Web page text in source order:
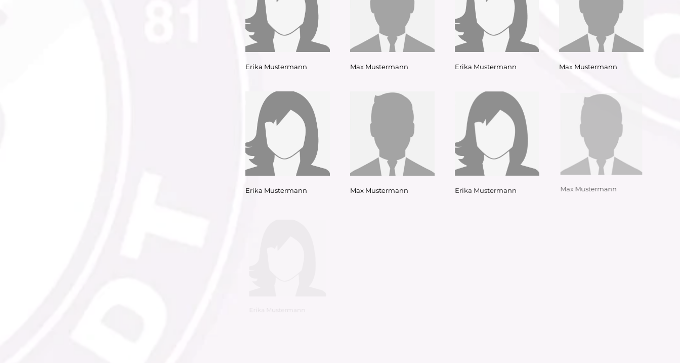
Erika Mustermann Max Mustermann Erika Mustermann Max Mustermann
Erika Mustermann Max Mustermann Erika Mustermann Max Mustermann